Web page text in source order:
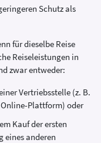
Schutz als
für dieselbe Reise
Reiseleistungen in
zwar entweder:
Vertriebsstelle (z. B.
Plattform) oder
Kauf der ersten
eines anderen